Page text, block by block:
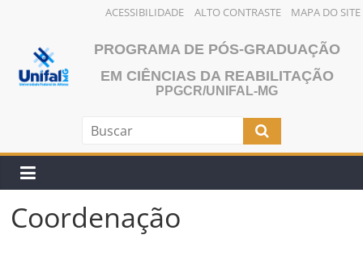
ACESSIBILIDADE ALTO CONTRASTE MAPA DO SITE
PROGRAMA DE PÓS-GRADUAÇÃO
EM CIÊNCIAS DA REABILITAÇÃO
PPGCR/UNIFAL-MG
Coordenação